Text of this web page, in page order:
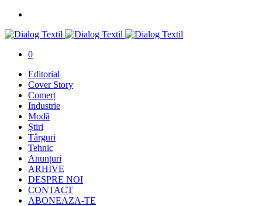
0
Editorial
Cover Story
Comerț
Industrie
Modă
Știri
Târguri
Tehnic
Anunțuri
ARHIVE
DESPRE NOI
CONTACT
ABONEAZA-TE